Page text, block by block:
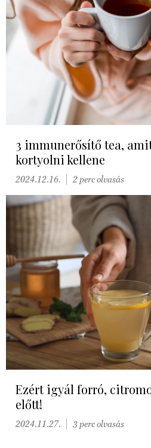
3 immunerősítő tea,
kortyolni kellene
2024.12.16. 2 perc olvasás
Ezért igyál forró,
előtt!
2024.11.27. 3 perc olvasás